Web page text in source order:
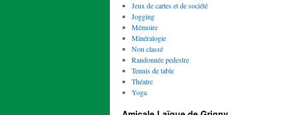
Jeux de cartes et de société
Jogging
Mémoire
Minéralogie
Non classé
Randonnée pedestre
Tennis de table
Théatre
Yoga